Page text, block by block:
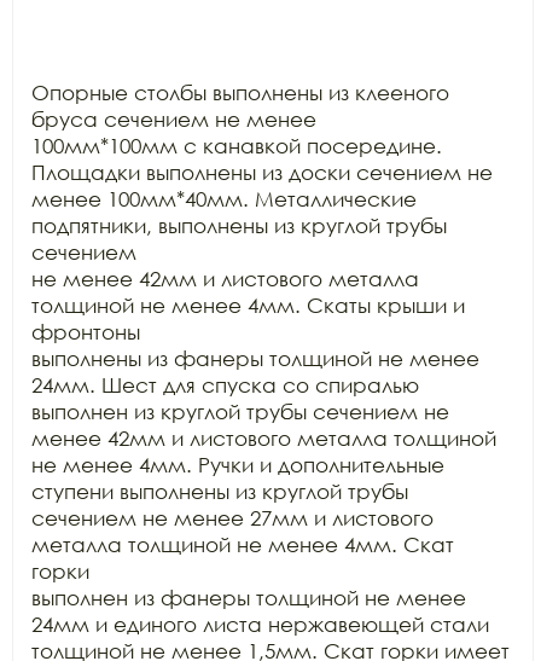
Опорные столбы выполнены из клееного
бруса сечением не менее
100мм*100мм с канавкой посередине.
Площадки выполнены из доски сечением не
менее 100мм*40мм. Металлические
подпятники, выполнены из круглой трубы
сечением
не менее 42мм и листового металла
толщиной не менее 4мм. Скаты крыши и
фронтоны
выполнены из фанеры толщиной не менее
24мм. Шест для спуска со спиралью
выполнен из круглой трубы сечением не
менее 42мм и листового металла толщиной
не менее 4мм. Ручки и дополнительные
ступени выполнены из круглой трубы
сечением не менее 27мм и листового
металла толщиной не менее 4мм. Скат
горки
выполнен из фанеры толщиной не менее
24мм и единого листа нержавеющей стали
толщиной не менее 1,5мм. Скат горки имеет